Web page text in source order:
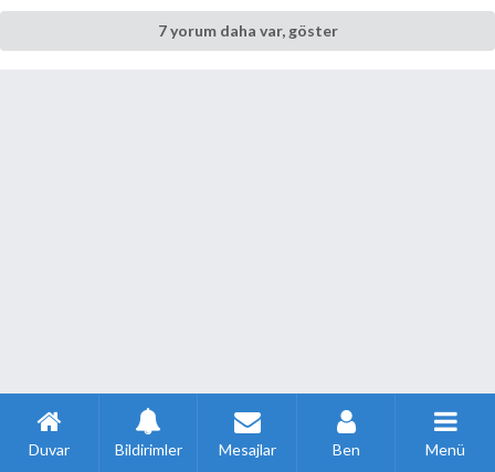
7 yorum daha var, göster
Duvar Bildirimler Mesajlar Ben Menü